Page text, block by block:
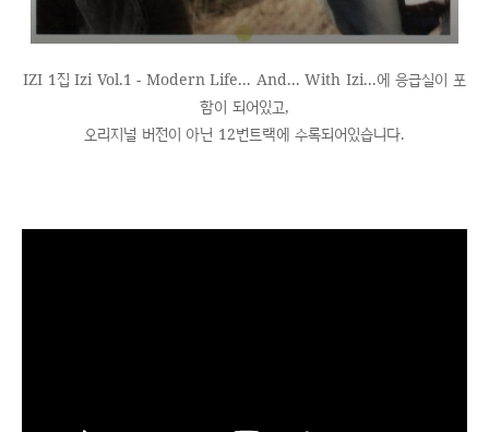
IZI 1집 Izi Vol.1 - Modern Life... And... With Izi...에 응급실이 포
함이 되어있고,
오리지널 버전이 아닌 12번트랙에 수록되어있습니다.